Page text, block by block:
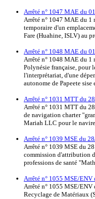
Arrêté n° 1047 MAE du
Arrêté n° 1047 MAE du
temporaire d'un
Fare (Huahine, ISLV) au
Arrêté n° 1048 MAE du
Arrêté n° 1048 MAE du 1
Polynésie française, pour
l'interprétariat, d'une
autonome de Papeete
Arrêté n° 1031 MTT du
Arrêté n° 1031 MTT du
de navigation charter
Mariah LLC pour le
Arrêté n° 1039 MSE du
Arrêté n° 1039 MSE du
commission d'attribution
professions de santé
Arrêté n° 1055 MSE/ENV
Arrêté n° 1055 MSE/ENV
Recyclage de Matériaux